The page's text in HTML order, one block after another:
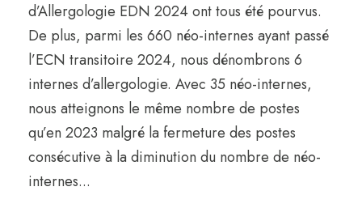
d’Allergologie EDN 2024 ont tous été pourvus.
De plus, parmi les 660 néo-internes ayant passé
l’ECN transitoire 2024, nous dénombrons 6
internes d’allergologie. Avec 35 néo-internes,
nous atteignons le même nombre de postes
qu’en 2023 malgré la fermeture des postes
consécutive à la diminution du nombre de néo-
internes...